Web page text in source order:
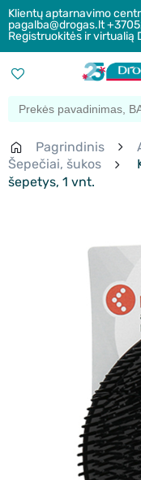
Klientų aptarnavimo
pagalba@drogas.lt
Registruokitės ir virtualią
Pagrindinis
Šepečiai, šukos
šepetys, 1 vnt.